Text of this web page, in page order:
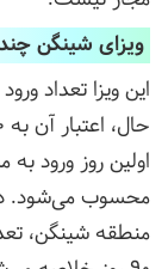
ویزای شینگن
این ویزا تعداد
اولین روز ورود به
محسوب می‌شود.
منطقه شینگن،